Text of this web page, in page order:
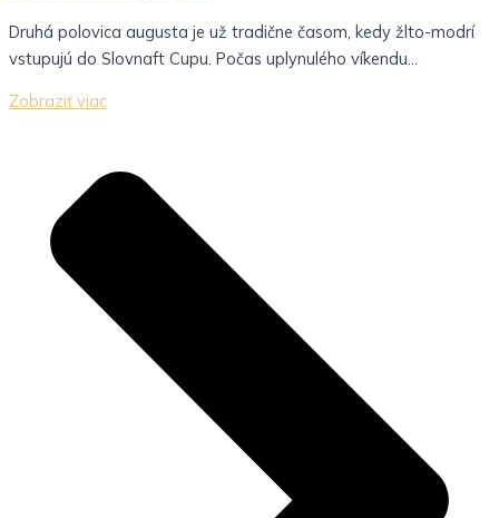
Druhá polovica augusta je už tradične časom, kedy žlto-modrí
vstupujú do Slovnaft Cupu. Počas uplynulého víkendu...
Zobraziť viac